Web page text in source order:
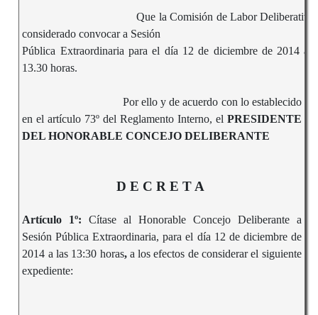
Que la Comisión de Labor Deliberativa
considerado convocar a Sesión
Pública Extraordinaria para el día 12 de diciembre de 2014 a
13.30 horas.
Por ello y de acuerdo con lo establecido
en el artículo 73º del Reglamento Interno, el PRESIDENTE
DEL HONORABLE CONCEJO DELIBERANTE
D E C R E T A
Artículo 1º: Cítase al Honorable Concejo Deliberante a
Sesión Pública Extraordinaria, para el día 12 de diciembre de
2014 a las 13:30 horas,a los efectos de considerar el siguiente
expediente: